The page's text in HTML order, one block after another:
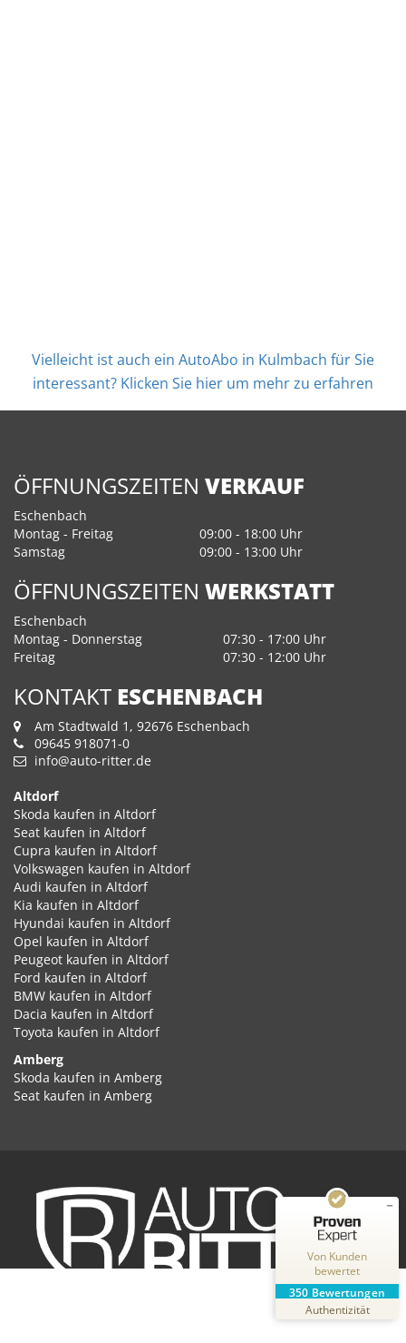
Vielleicht ist auch ein AutoAbo in Kulmbach für Sie
interessant? Klicken Sie hier um mehr zu erfahren
ÖFFNUNGSZEITEN VERKAUF
Eschenbach
Montag - Freitag
09:00 - 18:00 Uhr
Samstag
09:00 - 13:00 Uhr
ÖFFNUNGSZEITEN WERKSTATT
Eschenbach
Montag - Donnerstag
07:30 - 17:00 Uhr
Freitag
07:30 - 12:00 Uhr
KONTAKT ESCHENBACH
Am Stadtwald 1, 92676 Eschenbach
09645 918071-0
info@auto-ritter.de
Altdorf
Skoda kaufen in Altdorf
Seat kaufen in Altdorf
Cupra kaufen in Altdorf
Volkswagen kaufen in Altdorf
Audi kaufen in Altdorf
Kia kaufen in Altdorf
Hyundai kaufen in Altdorf
Opel kaufen in Altdorf
Peugeot kaufen in Altdorf
Ford kaufen in Altdorf
BMW kaufen in Altdorf
Dacia kaufen in Altdorf
Toyota kaufen in Altdorf
Amberg
Skoda kaufen in Amberg
Seat kaufen in Amberg
Hyundai kaufen in Amberg
Opel kaufen in Amberg
Peugeot kaufen in Amberg
Ford kaufen in Amberg
BMW kaufen in Amberg
Von Kunden
bewertet
350 Bewertungen
Authentizität
2
Bewertungen auf
ProvenExpert.com
Bewertungen von
2 anderen Quellen
Blick aufs ProvenExpert-Profil werfen
31.07.2026